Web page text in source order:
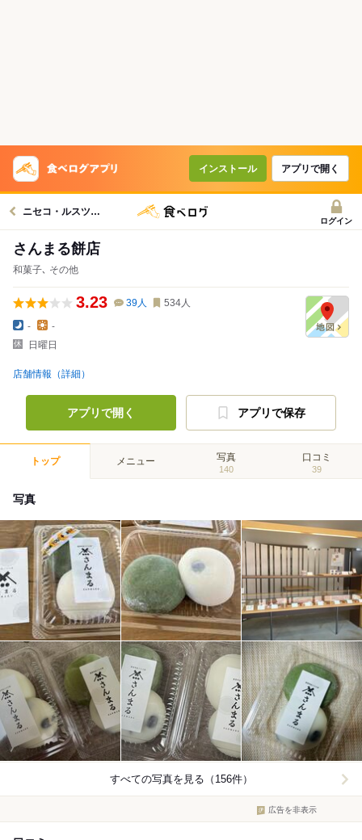
インストール アプリで開く
ニセコ・ルスツ周辺グルメへ
ログイン
さんまる餅店
和菓子､ その他
3.23 39人 534人
-
-
日曜日
店舗情報（詳細）
アプリで開く アプリで保存
トップ メニュー 写真
140
口コミ
39
写真
すべての写真を見る（156件）
広告を非表示